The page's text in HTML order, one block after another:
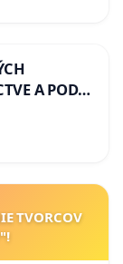
A POD
& žiadosť
a
TVORCOV